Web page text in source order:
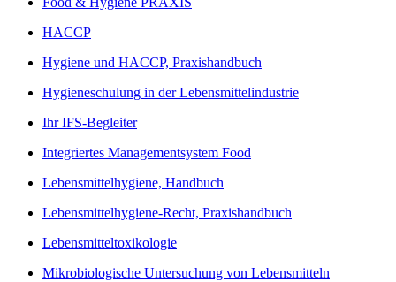
HACCP
Hygiene und HACCP, Praxishandbuch
Hygieneschulung in der Lebensmittelindustrie
Ihr IFS-Begleiter
Integriertes Managementsystem Food
Lebensmittelhygiene, Handbuch
Lebensmittelhygiene-Recht, Praxishandbuch
Lebensmitteltoxikologie
Mikrobiologische Untersuchung von Lebensmitteln